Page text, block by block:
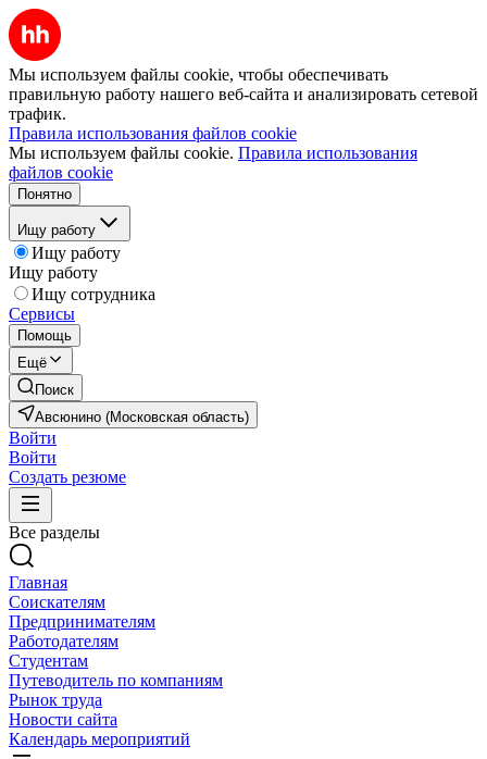
Мы используем файлы cookie, чтобы обеспечивать
правильную работу нашего веб-сайта и анализировать сетевой
трафик.
Правила использования файлов cookie
Мы используем файлы cookie. Правила использования
файлов cookie
Понятно
Ищу работу
Ищу работу
Ищу работу
Ищу сотрудника
Сервисы
Помощь
Ещё
Поиск
Авсюнино (Московская область)
Войти
Войти
Создать резюме
Все разделы
Главная
Соискателям
Предпринимателям
Работодателям
Студентам
Путеводитель по компаниям
Рынок труда
Новости сайта
Календарь мероприятий